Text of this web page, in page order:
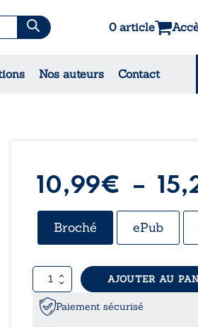
0 article
Nos auteurs Contact
& Contes
10,99€ –
Broché ePub
quantité
de
Le
rêve
AJOUTER AU
Paiement sécurisé